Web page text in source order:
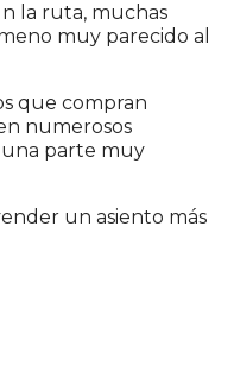
la ruta, muchas
muy parecido al
que compran
numerosos
una parte muy
un asiento más